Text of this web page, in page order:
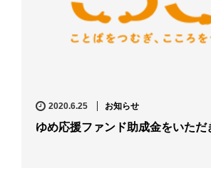
2020.6.25 お知らせ
ゆめ応援ファンド助成金をいただ